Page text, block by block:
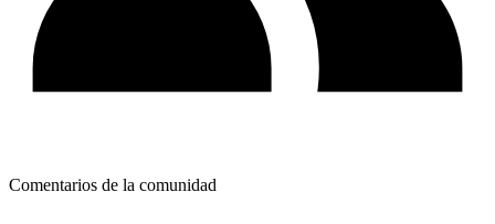
Comentarios de la comunidad